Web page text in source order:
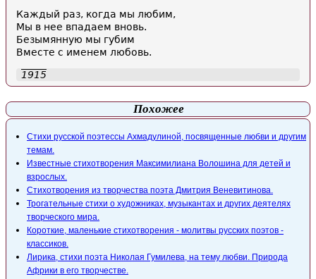
Каждый раз, когда мы любим,
Мы в нее впадаем вновь.
Безымянную мы губим
Вместе с именем любовь.
1915
Похожее
Стихи русской поэтессы Ахмадулиной, посвященные любви и другим
темам.
Известные стихотворения Максимилиана Волошина для детей и
взрослых.
Стихотворения из творчества поэта Дмитрия Веневитинова.
Трогательные стихи о художниках, музыкантах и других деятелях
творческого мира.
Короткие, маленькие стихотворения - молитвы русских поэтов -
классиков.
Лирика, стихи поэта Николая Гумилева, на тему любви. Природа
Африки в его творчестве.